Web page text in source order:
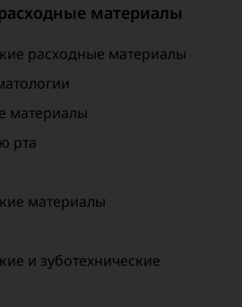
материалы
расходные материалы
материалы
рта
материалы
и зуботехнические